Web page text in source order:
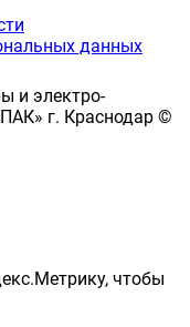
данных
и электро-
г. Краснодар ©
чтобы